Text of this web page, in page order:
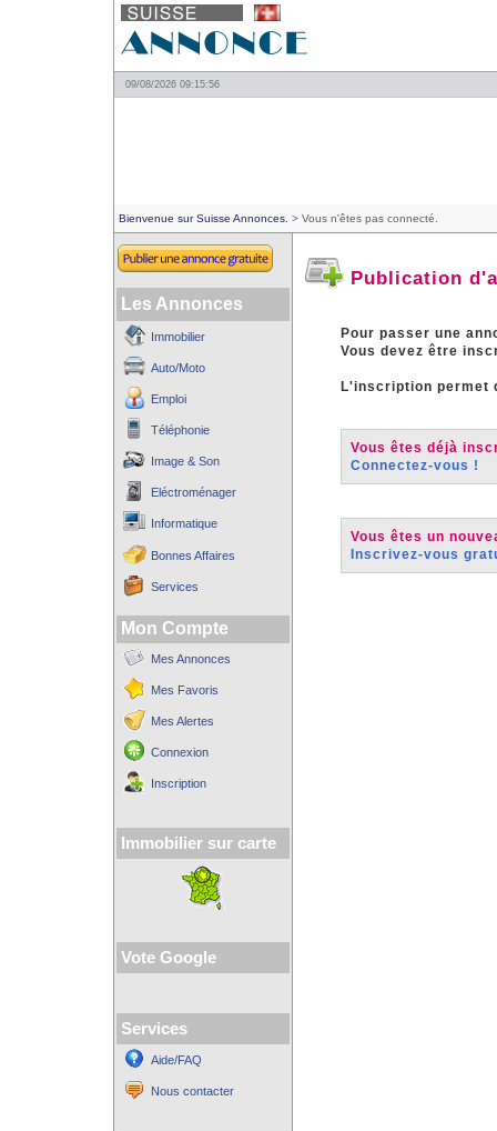
09/08/2026 09:15:56
Bienvenue sur Suisse Annonces. > Vous n'êtes pas connecté.
Les Annonces
Immobilier
Auto/Moto
Emploi
Téléphonie
Image & Son
Eléctroménager
Informatique
Bonnes Affaires
Services
Mon Compte
Mes Annonces
Mes Favoris
Mes Alertes
Connexion
Inscription
Immobilier sur carte
Vote Google
Services
Aide/FAQ
Nous contacter
Publication
Pour passer une
Vous devez être
L'inscription permet
Vous êtes déjà
Connectez-vous !
Vous êtes un
Inscrivez-vous